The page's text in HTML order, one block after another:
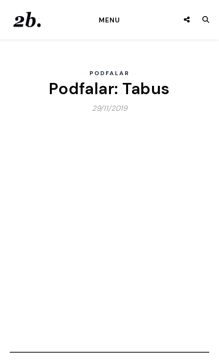
MENU
PODFALAR
Podfalar: Tabus
29/11/2019